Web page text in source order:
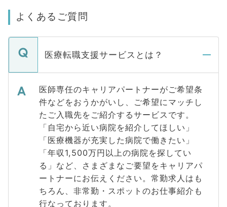
よくあるご質問
医療転職支援サービスとは？
医師専任のキャリアパートナーがご希望条
件などをおうかがいし、ご希望にマッチし
たご入職先をご紹介するサービスです。
「自宅から近い病院を紹介してほしい」
「医療機器が充実した病院で働きたい」
「年収1,500万円以上の病院を探してい
る」など、さまざまなご要望をキャリアパ
ートナーにお伝えください。常勤求人はも
ちろん、非常勤・スポットのお仕事紹介も
行なっております。